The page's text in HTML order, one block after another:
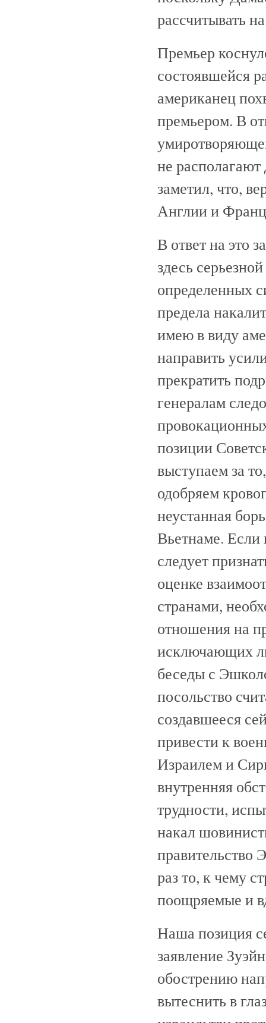
рассчитывать
Премьер
состоявшейся
американец
премьером. В
не
заметил, что,
Англии и
В ответ на это
здесь
определенных
предела
имею в виду
направить
прекратить
генералам
позиции
выступаем за
одобряем
неустанная
Вьетнаме.
следует
оценке
странами,
отношения на
исключающих
беседы с
посольство
создавшееся
привести к
Израилем и
внутренняя
трудности,
накал
правительство
раз то, к чему
поощряемые и
Наша позиция
заявление
обострению
вытеснить в